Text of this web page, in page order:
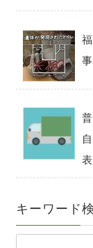
表
キーワード